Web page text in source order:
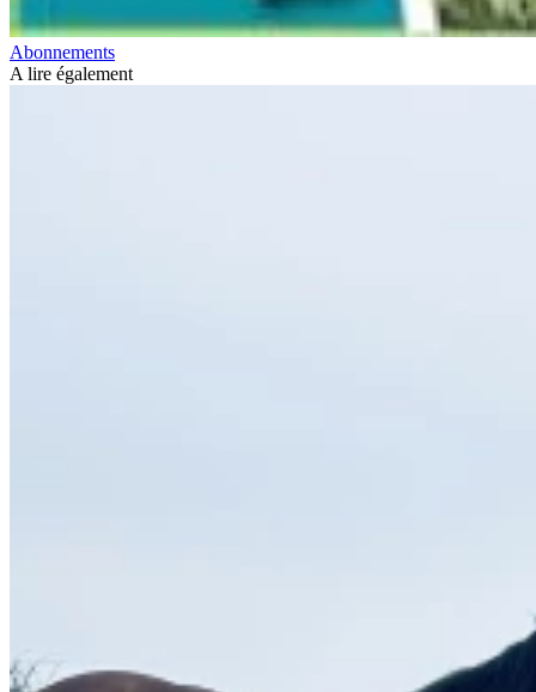
Abonnements
A lire également